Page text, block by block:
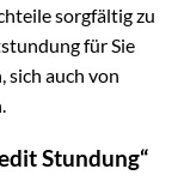
sorgfältig zu
für Sie
sich auch von
Stundung“